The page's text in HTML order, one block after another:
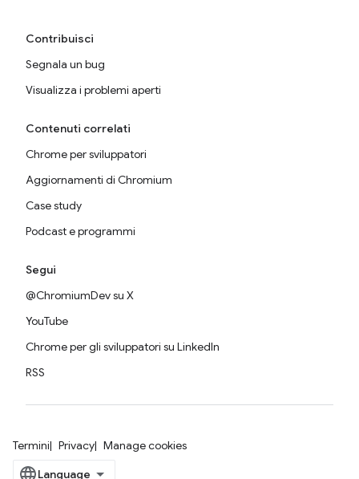
Contribuisci
Segnala un bug
Visualizza i problemi aperti
Contenuti correlati
Chrome per sviluppatori
Aggiornamenti di Chromium
Case study
Podcast e programmi
Segui
@ChromiumDev su X
YouTube
Chrome per gli sviluppatori su LinkedIn
RSS
Termini Privacy Manage cookies